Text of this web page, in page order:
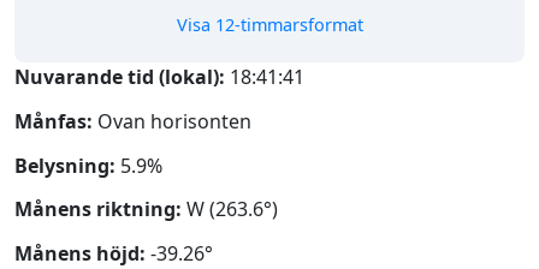
Visa 12-timmarsformat
Nuvarande tid (lokal): 18:41:42
Månfas: Ovan horisonten
Belysning: 5.9%
Månens riktning: W (263.6°)
Månens höjd: -39.26°